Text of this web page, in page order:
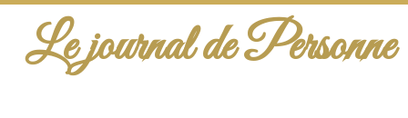
Le journal de Personne